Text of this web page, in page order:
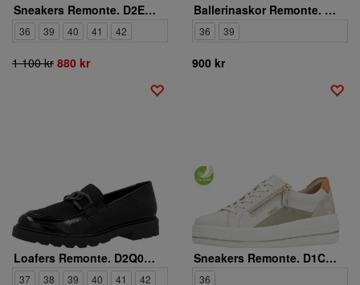
Sneakers Remonte. D2E00-14
36 39 40 41 42
1 100 kr 880 kr
Ballerinaskor Remonte. D0K12-90
36 39
900 kr
Loafers Remonte. D2Q01-02
37 38 39 40 41 42
Sneakers Remonte. D1C01-81
36